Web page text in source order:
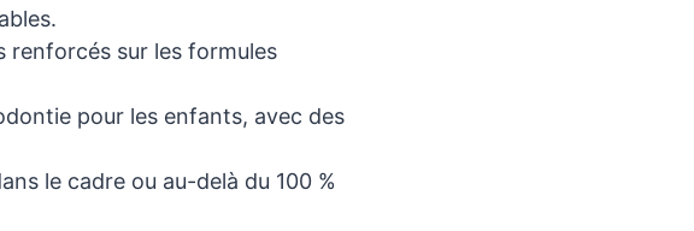
sur les formules
pour les enfants, avec des
le cadre ou au-delà du 100 %